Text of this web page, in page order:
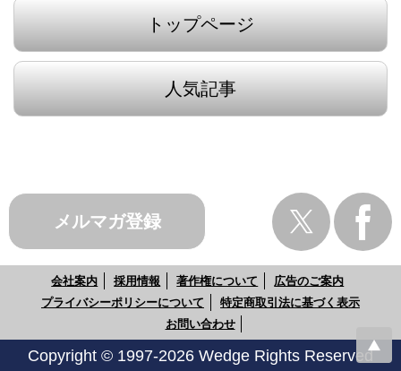
トップページ
人気記事
メルマガ登録
会社案内 採用情報 著作権について
広告のご案内
プライバシーポリシーについて
特定商取引法に基づく表示
お問い合わせ
Copyright © 1997-2026 Wedge Rights Reserved